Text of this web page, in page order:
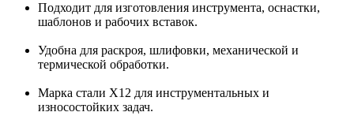
Подходит для изготовления инструмента, оснастки,
шаблонов и рабочих вставок.
Удобна для раскроя, шлифовки, механической и
термической обработки.
Марка стали Х12 для инструментальных и
износостойких задач.